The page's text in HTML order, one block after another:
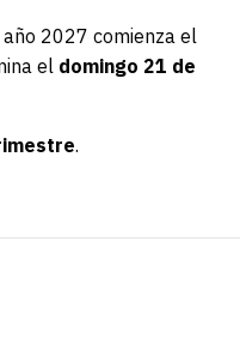
2027 comienza el
el domingo 21 de
.